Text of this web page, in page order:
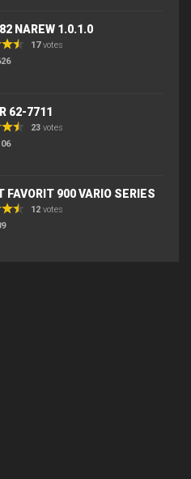
NAREW 1.0.1.0
17votes
62-7711
23 votes
FAVORIT 900 VARIO SERIES
12 votes